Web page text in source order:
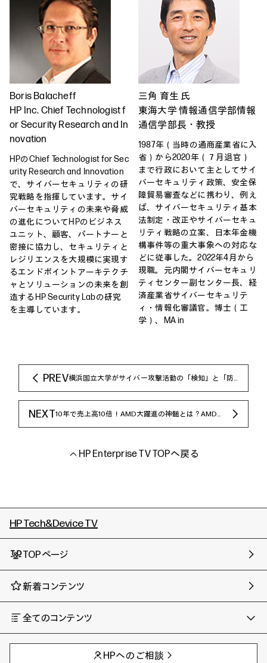
Boris Balacheff
HP Inc. Chief Technologist f
or Security Research and In
novation
HPのChief Technologist for Sec
urity Research and Innovation
で、サイバーセキュリティの研
究戦略を指揮しています。サイ
バーセキュリティの未来や脅威
の進化についてHPのビジネス
ユニット、顧客、パートナーと
密接に協力し、セキュリティと
レジリエンスを大規模に実現す
るエンドポイントアーキテクチ
ャとソリューションの未来を創
造するHP Security Labの研究
を主導しています。
三角 育生 氏
東海大学 情報通信学部情報
通信学部長・教授
1987年（当時の通商産業省に入
省）から2020年（７月退官）
まで行政において主としてサイ
バーセキュリティ政策、安全保
障貿易審査などに携わり、例え
ば、サイバーセキュリティ基本
法制定・改正やサイバーセキュ
リティ戦略の立案、日本年金機
構事件等の重大事象への対応な
どに従事した。2022年4月から
現職。元内閣サイバーセキュリ
ティセンター副センター長、経
済産業省サイバーセキュリテ
ィ・情報化審議官。博士（工
学）、MA in
HP Enterprise TV TOPへ戻る
PREV横浜国立大学がサイバー攻撃活動の「検知」と「防
止」に着目し、エンドポイントセキュリティ対策技術
を評価
NEXT10年で売上高10倍！AMD大躍進の神髄とは？AMDの
最新動向＆特徴を徹底解説
HP Tech&Device TV
TOPページ
新着コンテンツ
全てのコンテンツ
AIの進化と活用事例
製品トレンド & レビュー
事例
イベントレポート
HPへのご相談